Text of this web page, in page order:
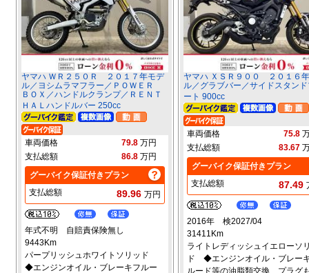
ヤマハ ＷＲ２５０Ｒ ２０１７年モデ
ル／ヨシムラマフラー／ＰＯＷＥＲ
ＢＯＸ／ハンドルクランプ／ＲＥＮＴ
ＨＡＬハンドルバー 250cc
車両価格 79.8 万円
支払総額
86.8 万円
グーバイク保証付きプラン
支払総額
89.96 万円
年式不明 自賠責保険無し
9443Km
パープリッシュホワイトソリッド
◆エンジンオイル・ブレーキフルー
ヤマハ ＸＳＲ９００ ２０１６
ル／グラブバー／サイドスタン
ート 900cc
車両価格 75.8
支払総額
83.67
グーバイク保証付きプラン
支払総額
87.49
2016年 検2027/04
31411Km
ライトレディッシュイエローソ
ド ◆エンジンオイル・ブレー
ルード等の油脂類交換、プラグ